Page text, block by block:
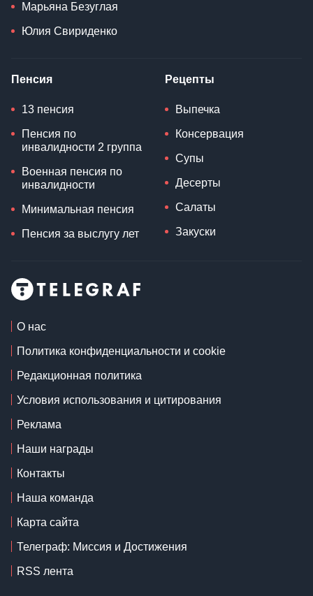
Марьяна Безуглая
Юлия Свириденко
Пенсия
13 пенсия
Пенсия по
инвалидности 2 группа
Военная пенсия по
инвалидности
Минимальная пенсия
Пенсия за выслугу лет
Рецепты
Выпечка
Консервация
Супы
Десерты
Салаты
Закуски
О нас
Политика конфиденциальности и cookie
Редакционная политика
Условия использования и цитирования
Реклама
Наши награды
Контакты
Наша команда
Карта сайта
Телеграф: Миссия и Достижения
RSS лента